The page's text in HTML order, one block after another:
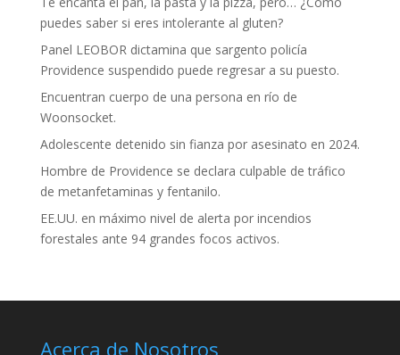
puedes saber si eres intolerante al gluten?
Panel LEOBOR dictamina que sargento policía
Providence suspendido puede regresar a su puesto.
Encuentran cuerpo de una persona en río de
Woonsocket.
Adolescente detenido sin fianza por asesinato en 2024.
Hombre de Providence se declara culpable de tráfico
de metanfetaminas y fentanilo.
EE.UU. en máximo nivel de alerta por incendios
forestales ante 94 grandes focos activos.
Acerca de Nosotros